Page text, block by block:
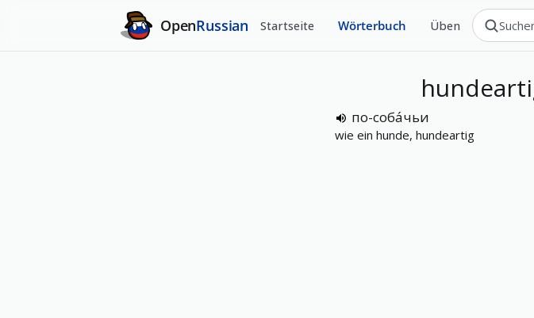
OpenRussian Startseite Wörterbuch Üben
по-соба́чьи
wie ein hunde, hundeartig